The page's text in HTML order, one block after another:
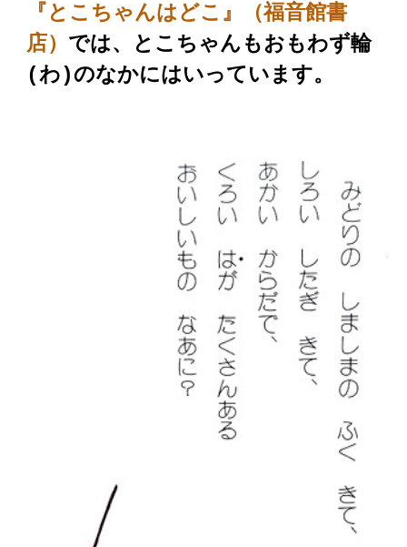
『とこちゃんはどこ』（福音館書
店） では、とこちゃんもおもわず輪
(わ)のなかにはいっています。